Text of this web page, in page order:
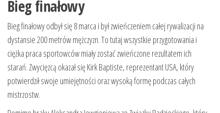
Bieg finałowy
Bieg finałowy odbył się 8 marca i był zwieńczeniem całej rywalizacji na
dystansie 200 metrów mężczyzn. To tutaj wszystkie przygotowania i
ciężka praca sportowców miały zostać zwieńczone rezultatem ich
starań. Zwycięzcą okazał się Kirk Baptiste, reprezentant USA, który
potwierdził swoje umiejętności oraz wysoką formę podczas całych
mistrzostw.